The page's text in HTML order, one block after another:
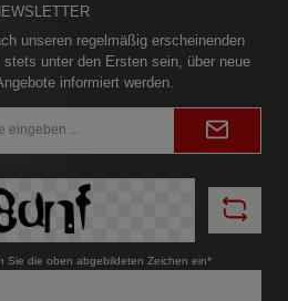
unseren regelmäßig erscheinenden
unter den Ersten sein, über neue
informiert werden.
Sie die oben abgebildeten Zeichen ein*